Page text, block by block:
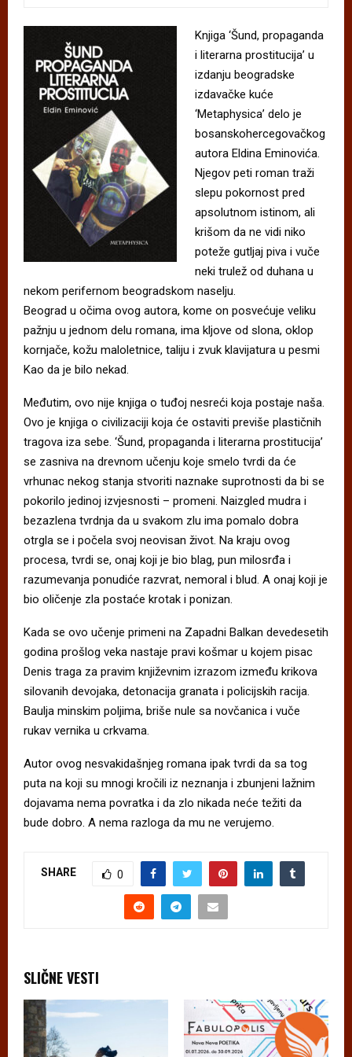
Knjiga ‘Šund, propaganda
i literarna prostitucija’ u
izdanju beogradske
izdavačke kuće
‘Metaphysica’ delo je
bosanskohercegovačkog
autora Eldina Eminovića.
Njegov peti roman traži
slepu pokornost pred
apsolutnom istinom, ali
krišom da ne vidi niko
poteže gutljaj piva i vuče
neki trulež od duhana u
nekom perifernom beogradskom naselju.
Beograd u očima ovog autora, kome on posvećuje veliku
pažnju u jednom delu romana, ima kljove od slona, oklop
kornjače, kožu maloletnice, taliju i zvuk klavijatura u pesmi
Kao da je bilo nekad.
Međutim, ovo nije knjiga o tuđoj nesreći koja postaje naša.
Ovo je knjiga o civilizaciji koja će ostaviti previše plastičnih
tragova iza sebe. ‘Šund, propaganda i literarna prostitucija’
se zasniva na drevnom učenju koje smelo tvrdi da će
vrhunac nekog stanja stvoriti naznake suprotnosti da bi se
pokorilo jedinoj izvjesnosti – promeni. Naizgled mudra i
bezazlena tvrdnja da u svakom zlu ima pomalo dobra
otrgla se i počela svoj neovisan život. Na kraju ovog
procesa, tvrdi se, onaj koji je bio blag, pun milosrđa i
razumevanja ponudiće razvrat, nemoral i blud. A onaj koji je
bio oličenje zla postaće krotak i ponizan.
Kada se ovo učenje primeni na Zapadni Balkan devedesetih
godina prošlog veka nastaje pravi košmar u kojem pisac
Denis traga za pravim književnim izrazom između krikova
silovanih devojaka, detonacija granata i policijskih racija.
Baulja minskim poljima, briše nule sa novčanica i vuče
rukav vernika u crkvama.
Autor ovog nesvakidašnjeg romana ipak tvrdi da sa tog
puta na koji su mnogi kročili iz neznanja i zbunjeni lažnim
dojavama nema povratka i da zlo nikada neće težiti da
bude dobro. A nema razloga da mu ne verujemo.
SHARE 0
SLIČNE VESTI